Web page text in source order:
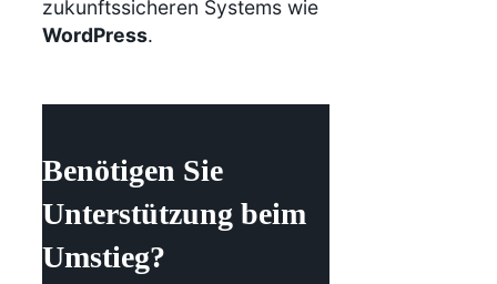
zukunftssicheren Systems wie
WordPress.
Benötigen Sie
Unterstützung beim
Umstieg?